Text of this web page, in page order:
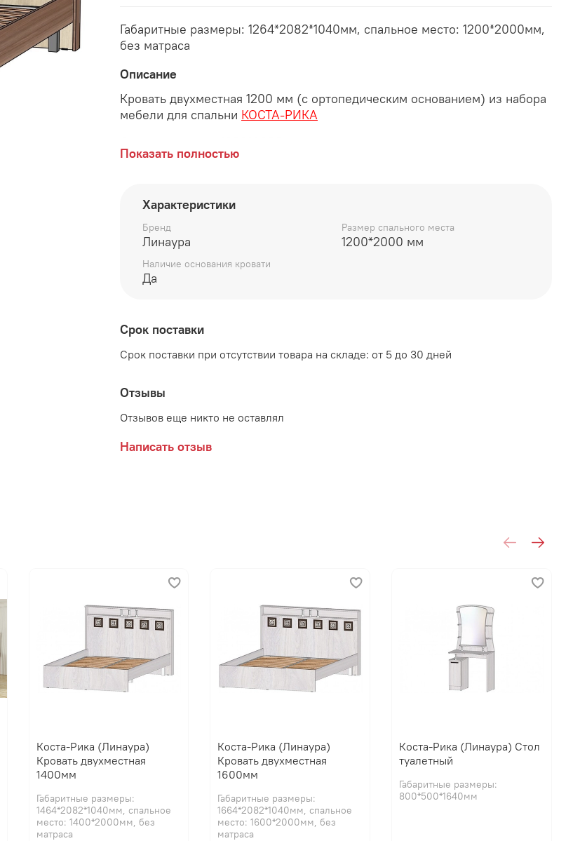
Габаритные размеры: 1264*2082*1040мм, спальное место: 1200*2000мм,
без матраса
Описание
Кровать двухместная 1200 мм (с ортопедическим основанием) из набора
мебели для спальни КОСТА-РИКА
длина 2082 мм
ширина 1264 мм
высота 1040 мм
Цвет:
Анкор светлый
Материал:
ЛДСП, кромка ПВХ
Декоративное стекло с рисунком выполнено по специальной технологии
Показать полностью
Характеристики
Бренд
Линаура
Размер спального места
1200*2000 мм
Наличие основания кровати
Да
Срок поставки
Срок поставки при отсутствии товара на складе: от 5 до 30 дней
Отзывы
Отзывов еще никто не оставлял
Написать отзыв
Коста-Рика (Линаура)
Кровать двухместная
1400мм
Габаритные размеры:
1464*2082*1040мм, спальное
место: 1400*2000мм, без
матраса
Коста-Рика (Линаура)
Кровать двухместная
1600мм
Габаритные размеры:
1664*2082*1040мм, спальное
место: 1600*2000мм, без
матраса
Коста-Рика (Линаура) Стол
туалетный
Габаритные размеры:
800*500*1640мм